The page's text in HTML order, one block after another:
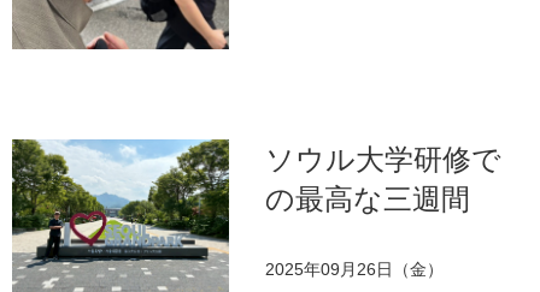
ソウル大学研修で
の最高な三週間
2025年09月26日（金）